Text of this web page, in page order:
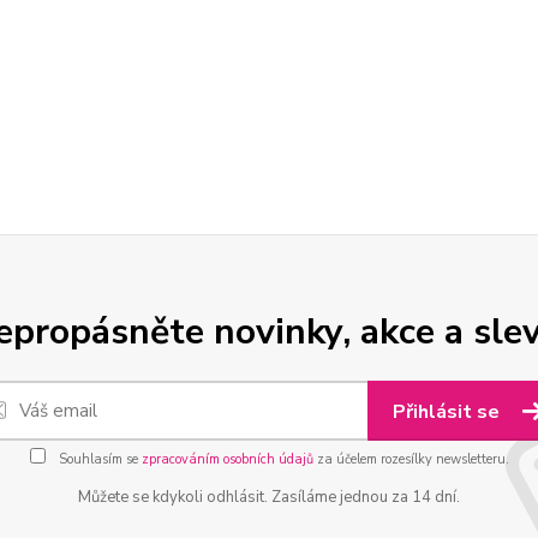
novinky, akce a
Přihlásit se
Souhlasím se zpracováním osobních údajůza účelem rozesílky newsletteru.
Můžete se kdykoli odhlásit. Zasíláme jednou za 14 dní.